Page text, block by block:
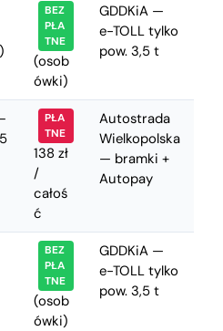
BEZ
PŁA
TNE
(osob
ówki)
GDDKiA —
e-TOLL tylko
pow. 3,5 t
PŁA
TNE
138 zł
/
całoś
ć
Autostrada
Wielkopolska
— bramki +
Autopay
BEZ
PŁA
TNE
(osob
ówki)
GDDKiA —
e-TOLL tylko
pow. 3,5 t